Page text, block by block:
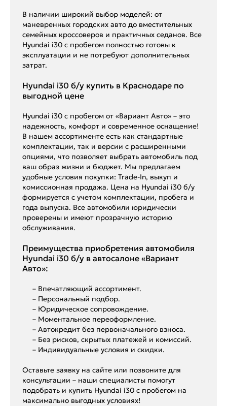
В наличии широкий выбор моделей: от
маневренных городских авто до вместительных
семейных кроссоверов и практичных седанов. Все
Hyundai i30 с пробегом полностью готовы к
эксплуатации и не потребуют дополнительных
затрат.
Hyundai i30 б/у купить в Краснодаре по
выгодной цене
Hyundai i30 с пробегом от «Вариант Авто» – это
надежность, комфорт и современное оснащение!
В нашем ассортименте есть как стандартные
комплектации, так и версии с расширенными
опциями, что позволяет выбрать автомобиль под
ваш образ жизни и бюджет. Мы предлагаем
удобные условия покупки: Trade-In, выкуп и
комиссионная продажа. Цена на Hyundai i30 б/у
формируется с учетом комплектации, пробега и
года выпуска. Все автомобили юридически
проверены и имеют прозрачную историю
обслуживания.
Преимущества приобретения автомобиля
Hyundai i30 б/у в автосалоне «Вариант
Авто»:
– Впечатляющий ассортимент.
– Персональный подбор.
– Юридическое сопровождение.
– Моментальное переоформление.
– Автокредит без первоначального взноса.
– Без рисков, скрытых платежей и комиссий.
– Индивидуальные условия и скидки.
Оставьте заявку на сайте или позвоните для
консультации – наши специалисты помогут
подобрать и купить Hyundai i30 с пробегом на
максимально выгодных условиях!